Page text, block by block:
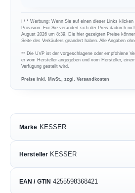
ℹ︎ / * Werbung: Wenn Sie auf einen dieser Links
Provision. Für Sie verändert sich der Preis dadurch
August 2026 um 8:39. Die hier gezeigten Preise
Seite des Verkäufers geändert haben. Alle Angaben
** Die UVP ist der vorgeschlagene oder empfohlene
er vom Hersteller angegeben und vom Hersteller,
Verfügung gestellt wird.
Preise inkl. MwSt., zzgl. Versandkosten
Marke KESSER
Hersteller KESSER
EAN / GTIN 4255598368421